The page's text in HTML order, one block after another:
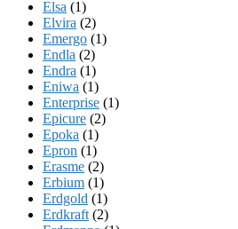
Elsa (1)
Elvira (2)
Emergo (1)
Endla (2)
Endra (1)
Eniwa (1)
Enterprise (1)
Epicure (2)
Epoka (1)
Epron (1)
Erasme (2)
Erbium (1)
Erdgold (1)
Erdkraft (2)